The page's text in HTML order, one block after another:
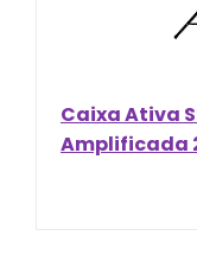
Caixa Ativa
Amplificada